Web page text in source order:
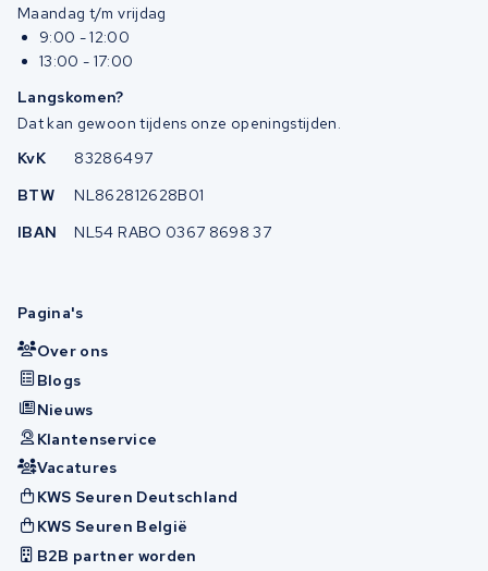
Maandag t/m vrijdag
9:00 - 12:00
13:00 - 17:00
Langskomen?
Dat kan gewoon tijdens onze openingstijden.
KvK
83286497
BTW
NL862812628B01
IBAN
NL54 RABO 0367 8698 37
Pagina's
Over ons
Blogs
Nieuws
Klantenservice
Vacatures
KWS Seuren Deutschland
KWS Seuren België
B2B partner worden